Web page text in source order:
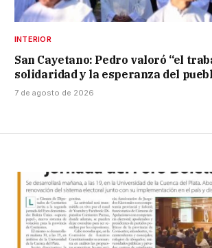
INTERIOR
San Cayetano: Pedro valoró “el
solidaridad y la esperanza del
7 de agosto de 2026